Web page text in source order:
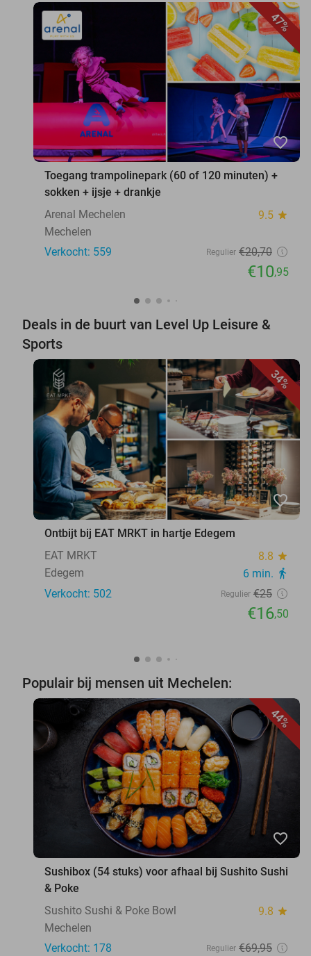
47%
favorite_border
Toegang trampolinepark (60 of 120 minuten) +
sokken + ijsje + drankje
Arenal Mechelen
9.5 star
Mechelen
Verkocht: 559
Regulier €20,70
€10,95
Deals in de buurt van Level Up Leisure &
Sports
34%
favorite_border
Ontbijt bij EAT MRKT in hartje Edegem
EAT MRKT
8.8 star
Edegem 6 min. directions_walk
Verkocht: 502 Regulier €25
€16,50
Populair bij mensen uit Mechelen:
44%
favorite_border
Sushibox (54 stuks) voor afhaal bij Sushito Sushi
& Poke
Sushito Sushi & Poke Bowl
9.8 star
Mechelen
Verkocht: 178
Regulier €69,95